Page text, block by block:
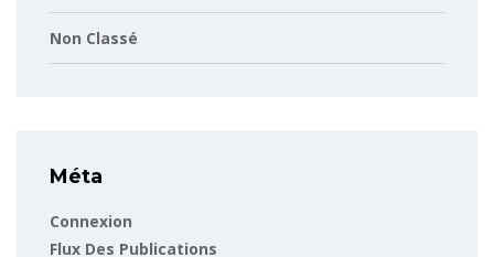
Non Classé
Méta
Connexion
Flux Des Publications